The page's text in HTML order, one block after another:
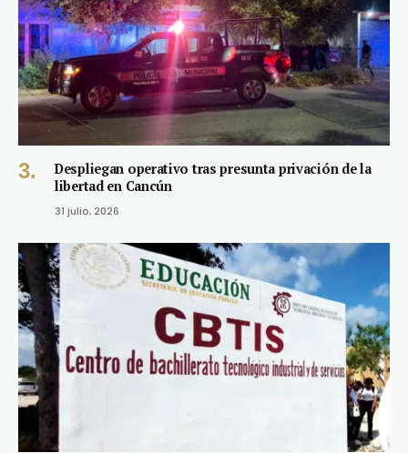
Despliegan operativo tras presunta privación de la
libertad en Cancún
31 julio, 2026